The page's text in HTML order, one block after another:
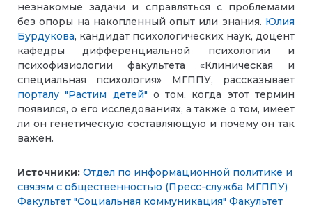
незнакомые задачи и справляться с проблемами
без опоры на накопленный опыт или знания. Юлия
Бурдукова, кандидат психологических наук, доцент
кафедры дифференциальной психологии и
психофизиологии факультета «Клиническая и
специальная психология» МГППУ, рассказывает
порталу "Растим детей" о том, когда этот термин
появился, о его исследованиях, а также о том, имеет
ли он генетическую составляющую и почему он так
важен.
Источники: Отдел по информационной политике и
связям с общественностью (Пресс-служба МГППУ)
Факультет "Социальная коммуникация" Факультет